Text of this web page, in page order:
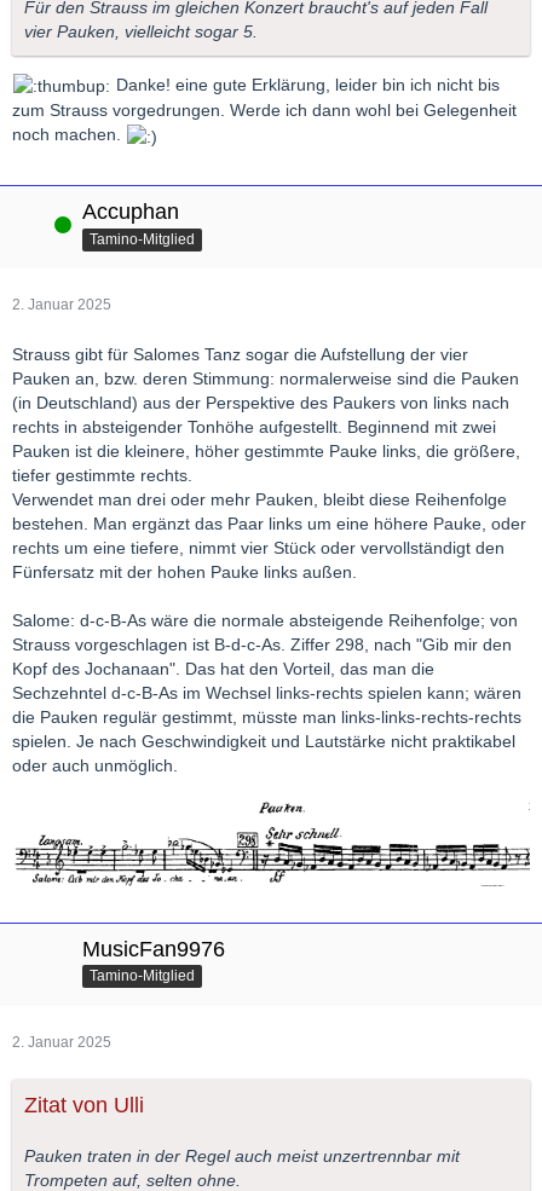
Für den Strauss im gleichen Konzert braucht's auf jeden Fall
vier Pauken, vielleicht sogar 5.
Danke! eine gute Erklärung, leider bin ich nicht bis
zum Strauss vorgedrungen. Werde ich dann wohl bei Gelegenheit
noch machen.
Online Accuphan
Tamino-Mitglied
2. Januar 2025
Strauss gibt für Salomes Tanz sogar die Aufstellung der vier
Pauken an, bzw. deren Stimmung: normalerweise sind die Pauken
(in Deutschland) aus der Perspektive des Paukers von links nach
rechts in absteigender Tonhöhe aufgestellt. Beginnend mit zwei
Pauken ist die kleinere, höher gestimmte Pauke links, die größere,
tiefer gestimmte rechts.
Verwendet man drei oder mehr Pauken, bleibt diese Reihenfolge
bestehen. Man ergänzt das Paar links um eine höhere Pauke, oder
rechts um eine tiefere, nimmt vier Stück oder vervollständigt den
Fünfersatz mit der hohen Pauke links außen.
Salome: d-c-B-As wäre die normale absteigende Reihenfolge; von
Strauss vorgeschlagen ist B-d-c-As. Ziffer 298, nach "Gib mir den
Kopf des Jochanaan". Das hat den Vorteil, das man die
Sechzehntel d-c-B-As im Wechsel links-rechts spielen kann; wären
die Pauken regulär gestimmt, müsste man links-links-rechts-rechts
spielen. Je nach Geschwindigkeit und Lautstärke nicht praktikabel
oder auch unmöglich.
MusicFan9976
Tamino-Mitglied
2. Januar 2025
Zitat von Ulli
Pauken traten in der Regel auch meist unzertrennbar mit
Trompeten auf, selten ohne.